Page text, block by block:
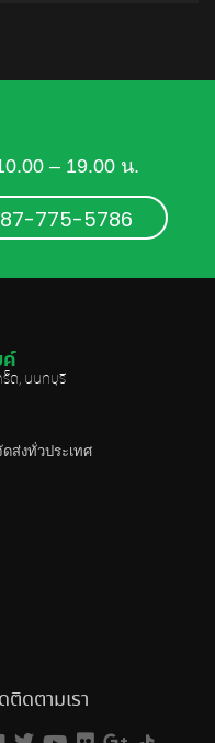
– 19.00 น.
775-5786
ร็ด, นนทบุรี
ส่งทั่วประเทศ
ติดตามเรา